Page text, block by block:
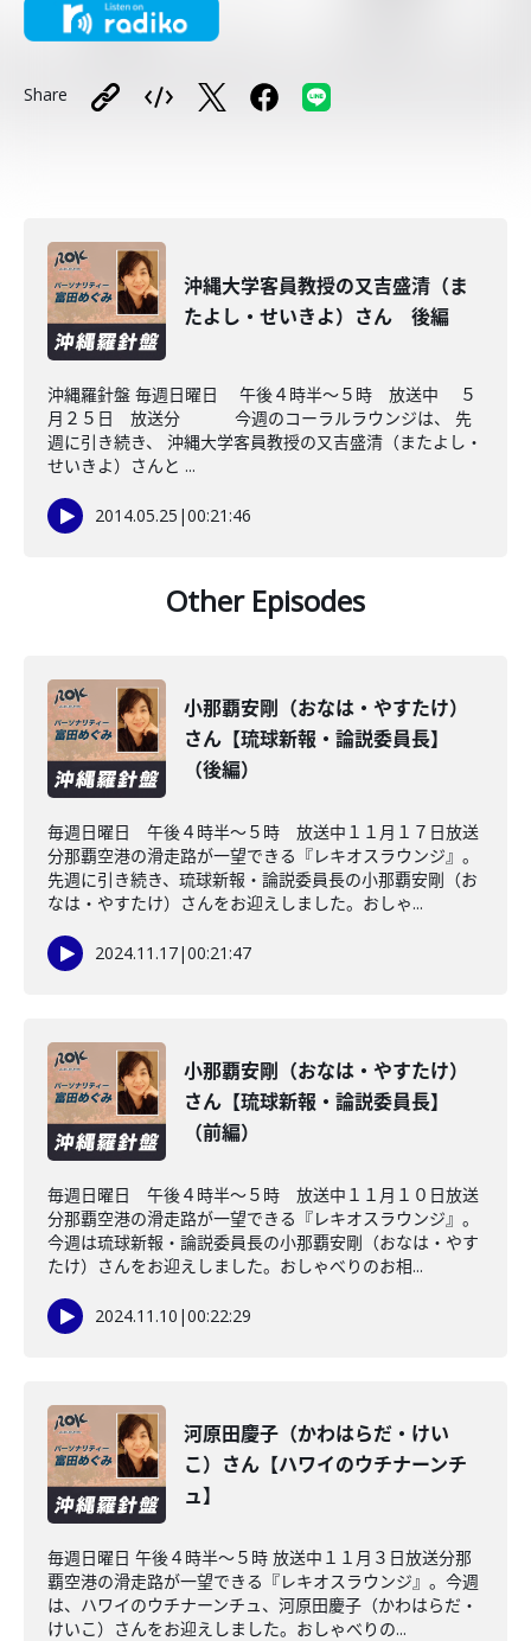
Share
沖縄大学客員教授の又吉盛清（ま
たよし・せいきよ）さん 後編
沖縄羅針盤 毎週日曜日 午後４時半～５時 放送中 ５
月２５日 放送分 今週のコーラルラウンジは、 先
週に引き続き、 沖縄大学客員教授の又吉盛清（またよし・
せいきよ）さんと ...
2014.05.25 |00:21:46
Other Episodes
小那覇安剛（おなは・やすたけ）
さん【琉球新報・論説委員長】
（後編）
毎週日曜日 午後４時半～５時 放送中１１月１７日放送
分那覇空港の滑走路が一望できる『レキオスラウンジ』。
先週に引き続き、琉球新報・論説委員長の小那覇安剛（お
なは・やすたけ）さんをお迎えしました。おしゃ...
2024.11.17|00:21:47
小那覇安剛（おなは・やすたけ）
さん【琉球新報・論説委員長】
（前編）
毎週日曜日 午後４時半～５時 放送中１１月１０日放送
分那覇空港の滑走路が一望できる『レキオスラウンジ』。
今週は琉球新報・論説委員長の小那覇安剛（おなは・やす
たけ）さんをお迎えしました。おしゃべりのお相...
2024.11.10 |00:22:29
河原田慶子（かわはらだ・けい
こ）さん【ハワイのウチナーンチ
ュ】
毎週日曜日 午後４時半～５時 放送中１１月３日放送分那
覇空港の滑走路が一望できる『レキオスラウンジ』。今週
は、ハワイのウチナーンチュ、河原田慶子（かわはらだ・
けいこ）さんをお迎えしました。おしゃべりの...